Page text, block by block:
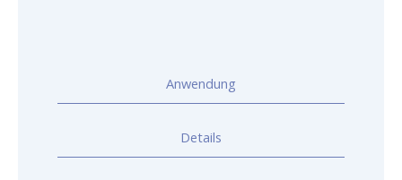
Anwendung
Details